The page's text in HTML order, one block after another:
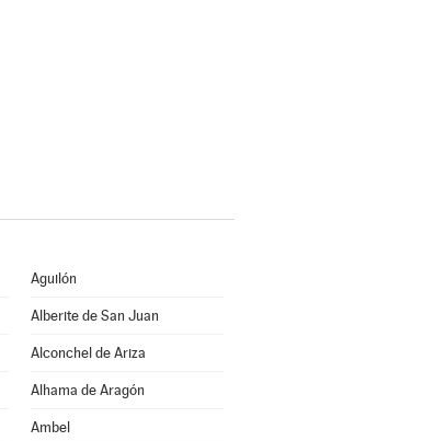
Aguilón
Alberite de San Juan
Alconchel de Ariza
Alhama de Aragón
Ambel